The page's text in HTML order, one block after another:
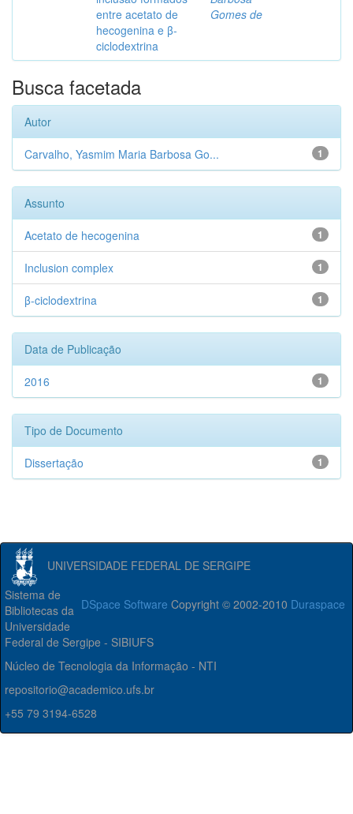
entre acetato de
hecogenina e β-
ciclodextrina
Gomes de
Busca facetada
Autor
1
Carvalho, Yasmim Maria Barbosa Go...
Assunto
1
Acetato de hecogenina
1
Inclusion complex
1
β-ciclodextrina
Data de Publicação
1
2016
Tipo de Documento
1
Dissertação
UNIVERSIDADE FEDERAL DE SERGIPE
DSpace Software Copyright © 2002-2010 Duraspace
Sistema de
Bibliotecas da
Universidade
Federal de Sergipe - SIBIUFS
Núcleo de Tecnologia da Informação - NTI
repositorio@academico.ufs.br
+55 79 3194-6528